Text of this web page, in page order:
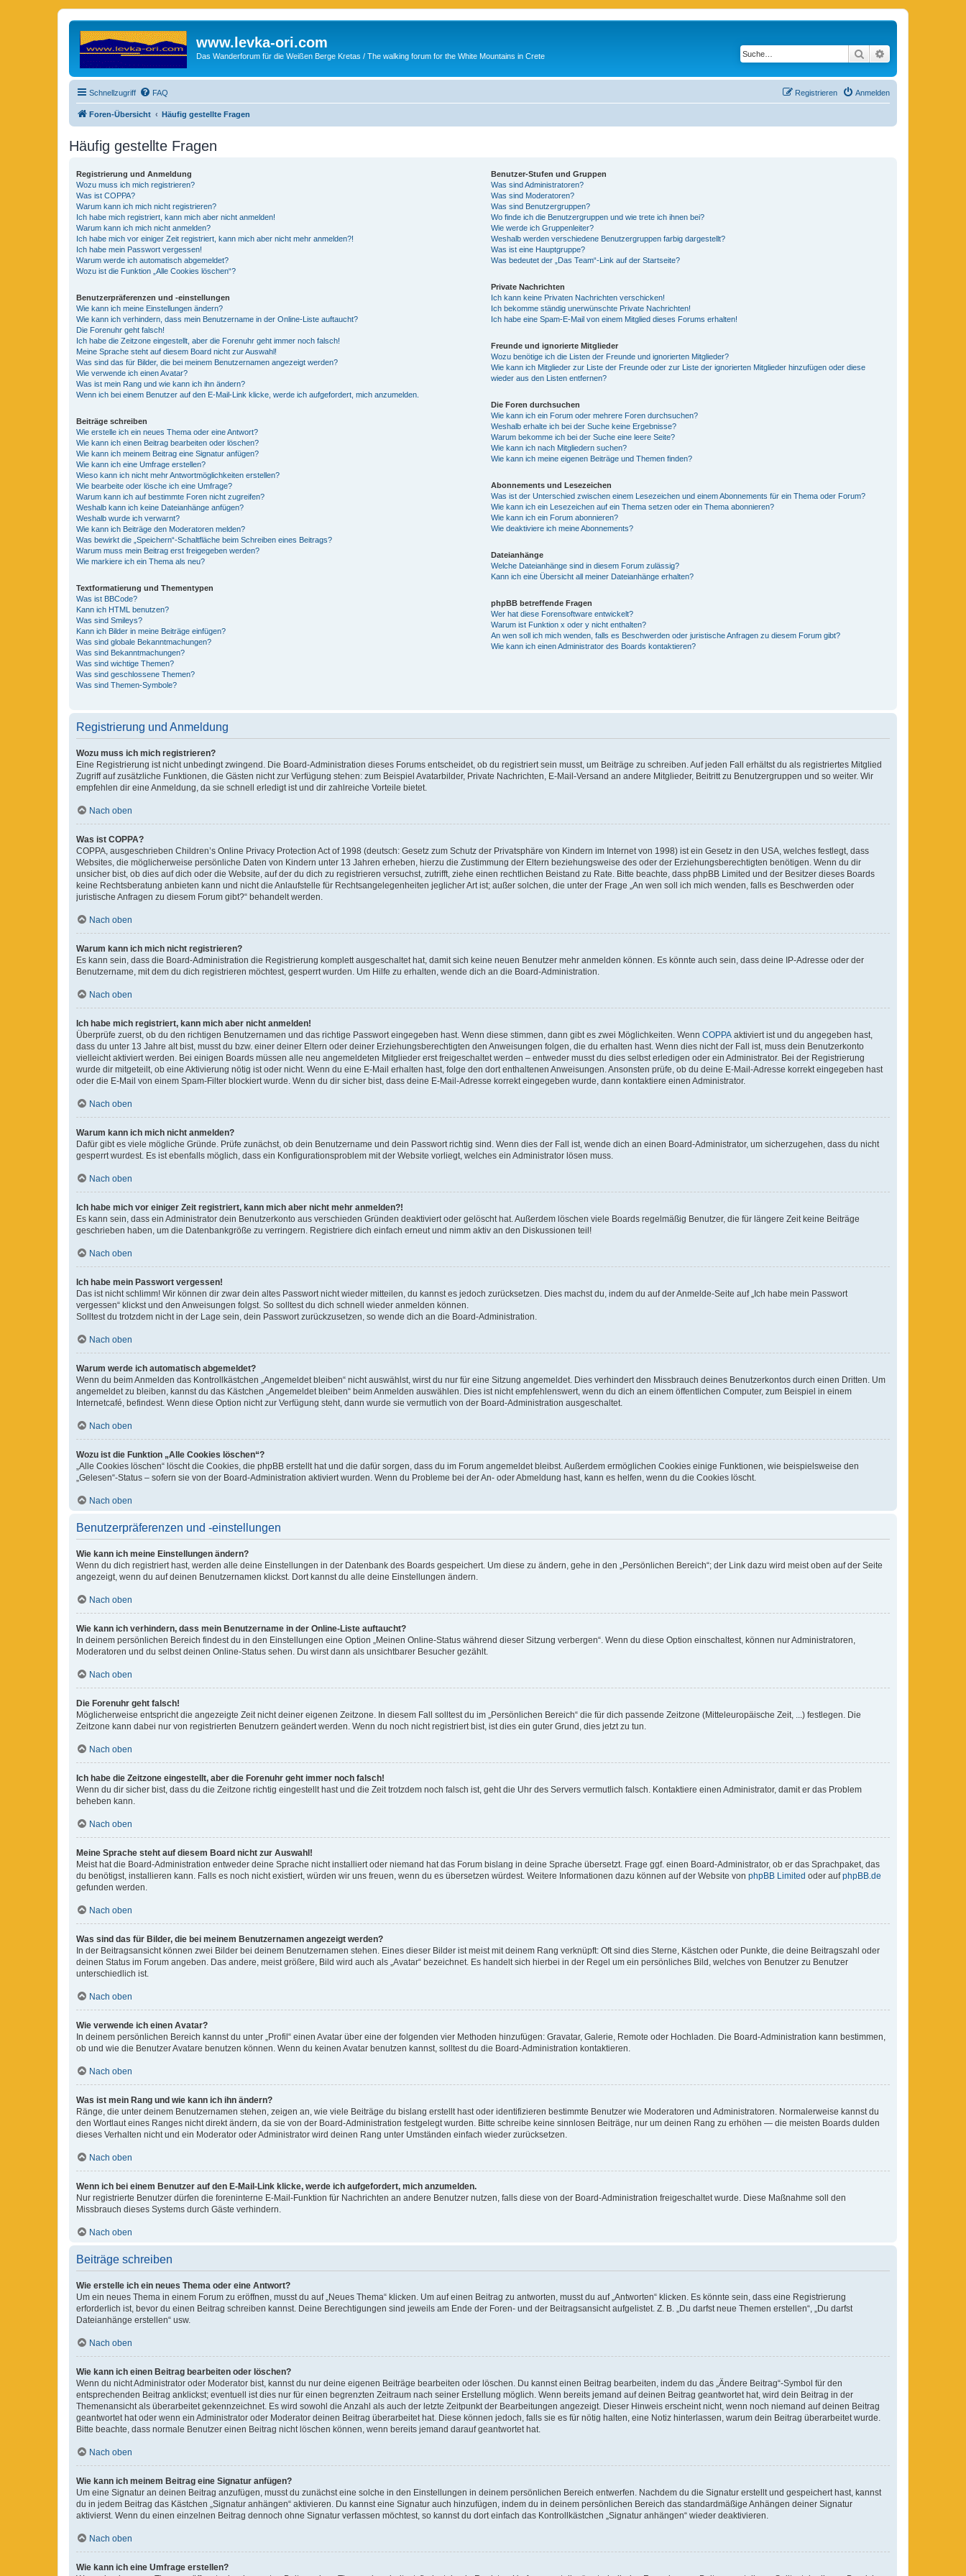
www.levka-ori.com
Das Wanderforum für die Weißen Berge Kretas / The walking forum for the White Mountains in Crete Suche
Schnellzugriff FAQ Anmelden
Registrieren
Foren-Übersicht Häufig gestellte Fragen
Häufig gestellte Fragen
Registrierung und Anmeldung
Wozu muss ich mich registrieren?
Was ist COPPA?
Warum kann ich mich nicht registrieren?
Ich habe mich registriert, kann mich aber nicht anmelden!
Warum kann ich mich nicht anmelden?
Ich habe mich vor einiger Zeit registriert, kann mich aber nicht mehr anmelden?!
Ich habe mein Passwort vergessen!
Warum werde ich automatisch abgemeldet?
Wozu ist die Funktion „Alle Cookies löschen“?
Benutzerpräferenzen und -einstellungen
Wie kann ich meine Einstellungen ändern?
Wie kann ich verhindern, dass mein Benutzername in der Online-Liste auftaucht?
Die Forenuhr geht falsch!
Ich habe die Zeitzone eingestellt, aber die Forenuhr geht immer noch falsch!
Meine Sprache steht auf diesem Board nicht zur Auswahl!
Was sind das für Bilder, die bei meinem Benutzernamen angezeigt werden?
Wie verwende ich einen Avatar?
Was ist mein Rang und wie kann ich ihn ändern?
Wenn ich bei einem Benutzer auf den E-Mail-Link klicke, werde ich aufgefordert, mich anzumelden.
Beiträge schreiben
Wie erstelle ich ein neues Thema oder eine Antwort?
Wie kann ich einen Beitrag bearbeiten oder löschen?
Wie kann ich meinem Beitrag eine Signatur anfügen?
Wie kann ich eine Umfrage erstellen?
Wieso kann ich nicht mehr Antwortmöglichkeiten erstellen?
Wie bearbeite oder lösche ich eine Umfrage?
Warum kann ich auf bestimmte Foren nicht zugreifen?
Weshalb kann ich keine Dateianhänge anfügen?
Weshalb wurde ich verwarnt?
Wie kann ich Beiträge den Moderatoren melden?
Was bewirkt die „Speichern“-Schaltfläche beim Schreiben eines Beitrags?
Warum muss mein Beitrag erst freigegeben werden?
Wie markiere ich ein Thema als neu?
Textformatierung und Thementypen
Was ist BBCode?
Kann ich HTML benutzen?
Was sind Smileys?
Kann ich Bilder in meine Beiträge einfügen?
Was sind globale Bekanntmachungen?
Was sind Bekanntmachungen?
Was sind wichtige Themen?
Was sind geschlossene Themen?
Was sind Themen-Symbole?
Benutzer-Stufen und Gruppen
Was sind Administratoren?
Was sind Moderatoren?
Was sind Benutzergruppen?
Wo finde ich die Benutzergruppen und wie trete ich ihnen bei?
Wie werde ich Gruppenleiter?
Weshalb werden verschiedene Benutzergruppen farbig dargestellt?
Was ist eine Hauptgruppe?
Was bedeutet der „Das Team“-Link auf der Startseite?
Private Nachrichten
Ich kann keine Privaten Nachrichten verschicken!
Ich bekomme ständig unerwünschte Private Nachrichten!
Ich habe eine Spam-E-Mail von einem Mitglied dieses Forums erhalten!
Freunde und ignorierte Mitglieder
Wozu benötige ich die Listen der Freunde und ignorierten Mitglieder?
Wie kann ich Mitglieder zur Liste der Freunde oder zur Liste der ignorierten Mitglieder hinzufügen oder diese
wieder aus den Listen entfernen?
Die Foren durchsuchen
Wie kann ich ein Forum oder mehrere Foren durchsuchen?
Weshalb erhalte ich bei der Suche keine Ergebnisse?
Warum bekomme ich bei der Suche eine leere Seite?
Wie kann ich nach Mitgliedern suchen?
Wie kann ich meine eigenen Beiträge und Themen finden?
Abonnements und Lesezeichen
Was ist der Unterschied zwischen einem Lesezeichen und einem Abonnements für ein Thema oder Forum?
Wie kann ich ein Lesezeichen auf ein Thema setzen oder ein Thema abonnieren?
Wie kann ich ein Forum abonnieren?
Wie deaktiviere ich meine Abonnements?
Dateianhänge
Welche Dateianhänge sind in diesem Forum zulässig?
Kann ich eine Übersicht all meiner Dateianhänge erhalten?
phpBB betreffende Fragen
Wer hat diese Forensoftware entwickelt?
Warum ist Funktion x oder y nicht enthalten?
An wen soll ich mich wenden, falls es Beschwerden oder juristische Anfragen zu diesem Forum gibt?
Wie kann ich einen Administrator des Boards kontaktieren?
Registrierung und Anmeldung
Wozu muss ich mich registrieren?
Eine Registrierung ist nicht unbedingt zwingend. Die Board-Administration dieses Forums entscheidet, ob du registriert sein musst, um Beiträge zu schreiben. Auf jeden Fall erhältst du als registriertes Mitglied
Zugriff auf zusätzliche Funktionen, die Gästen nicht zur Verfügung stehen: zum Beispiel Avatarbilder, Private Nachrichten, E-Mail-Versand an andere Mitglieder, Beitritt zu Benutzergruppen und so weiter. Wir
empfehlen dir eine Anmeldung, da sie schnell erledigt ist und dir zahlreiche Vorteile bietet.
Nach oben
Was ist COPPA?
COPPA, ausgeschrieben Children’s Online Privacy Protection Act of 1998 (deutsch: Gesetz zum Schutz der Privatsphäre von Kindern im Internet von 1998) ist ein Gesetz in den USA, welches festlegt, dass
Websites, die möglicherweise persönliche Daten von Kindern unter 13 Jahren erheben, hierzu die Zustimmung der Eltern beziehungsweise des oder der Erziehungsberechtigten benötigen. Wenn du dir
unsicher bist, ob dies auf dich oder die Website, auf der du dich zu registrieren versuchst, zutrifft, ziehe einen rechtlichen Beistand zu Rate. Bitte beachte, dass phpBB Limited und der Besitzer dieses Boards
keine Rechtsberatung anbieten kann und nicht die Anlaufstelle für Rechtsangelegenheiten jeglicher Art ist; außer solchen, die unter der Frage „An wen soll ich mich wenden, falls es Beschwerden oder
juristische Anfragen zu diesem Forum gibt?“ behandelt werden.
Nach oben
Warum kann ich mich nicht registrieren?
Es kann sein, dass die Board-Administration die Registrierung komplett ausgeschaltet hat, damit sich keine neuen Benutzer mehr anmelden können. Es könnte auch sein, dass deine IP-Adresse oder der
Benutzername, mit dem du dich registrieren möchtest, gesperrt wurden. Um Hilfe zu erhalten, wende dich an die Board-Administration.
Nach oben
Ich habe mich registriert, kann mich aber nicht anmelden!
Überprüfe zuerst, ob du den richtigen Benutzernamen und das richtige Passwort eingegeben hast. Wenn diese stimmen, dann gibt es zwei Möglichkeiten. Wenn COPPA aktiviert ist und du angegeben hast,
dass du unter 13 Jahre alt bist, musst du bzw. einer deiner Eltern oder deiner Erziehungsberechtigten den Anweisungen folgen, die du erhalten hast. Wenn dies nicht der Fall ist, muss dein Benutzerkonto
vielleicht aktiviert werden. Bei einigen Boards müssen alle neu angemeldeten Mitglieder erst freigeschaltet werden – entweder musst du dies selbst erledigen oder ein Administrator. Bei der Registrierung
wurde dir mitgeteilt, ob eine Aktivierung nötig ist oder nicht. Wenn du eine E-Mail erhalten hast, folge den dort enthaltenen Anweisungen. Ansonsten prüfe, ob du deine E-Mail-Adresse korrekt eingegeben hast
oder die E-Mail von einem Spam-Filter blockiert wurde. Wenn du dir sicher bist, dass deine E-Mail-Adresse korrekt eingegeben wurde, dann kontaktiere einen Administrator.
Nach oben
Warum kann ich mich nicht anmelden?
Dafür gibt es viele mögliche Gründe. Prüfe zunächst, ob dein Benutzername und dein Passwort richtig sind. Wenn dies der Fall ist, wende dich an einen Board-Administrator, um sicherzugehen, dass du nicht
gesperrt wurdest. Es ist ebenfalls möglich, dass ein Konfigurationsproblem mit der Website vorliegt, welches ein Administrator lösen muss.
Nach oben
Ich habe mich vor einiger Zeit registriert, kann mich aber nicht mehr anmelden?!
Es kann sein, dass ein Administrator dein Benutzerkonto aus verschieden Gründen deaktiviert oder gelöscht hat. Außerdem löschen viele Boards regelmäßig Benutzer, die für längere Zeit keine Beiträge
geschrieben haben, um die Datenbankgröße zu verringern. Registriere dich einfach erneut und nimm aktiv an den Diskussionen teil!
Nach oben
Ich habe mein Passwort vergessen!
Das ist nicht schlimm! Wir können dir zwar dein altes Passwort nicht wieder mitteilen, du kannst es jedoch zurücksetzen. Dies machst du, indem du auf der Anmelde-Seite auf „Ich habe mein Passwort
vergessen“ klickst und den Anweisungen folgst. So solltest du dich schnell wieder anmelden können.
Solltest du trotzdem nicht in der Lage sein, dein Passwort zurückzusetzen, so wende dich an die Board-Administration.
Nach oben
Warum werde ich automatisch abgemeldet?
Wenn du beim Anmelden das Kontrollkästchen „Angemeldet bleiben“ nicht auswählst, wirst du nur für eine Sitzung angemeldet. Dies verhindert den Missbrauch deines Benutzerkontos durch einen Dritten. Um
angemeldet zu bleiben, kannst du das Kästchen „Angemeldet bleiben“ beim Anmelden auswählen. Dies ist nicht empfehlenswert, wenn du dich an einem öffentlichen Computer, zum Beispiel in einem
Internetcafé, befindest. Wenn diese Option nicht zur Verfügung steht, dann wurde sie vermutlich von der Board-Administration ausgeschaltet.
Nach oben
Wozu ist die Funktion „Alle Cookies löschen“?
„Alle Cookies löschen“ löscht die Cookies, die phpBB erstellt hat und die dafür sorgen, dass du im Forum angemeldet bleibst. Außerdem ermöglichen Cookies einige Funktionen, wie beispielsweise den
„Gelesen“-Status – sofern sie von der Board-Administration aktiviert wurden. Wenn du Probleme bei der An- oder Abmeldung hast, kann es helfen, wenn du die Cookies löscht.
Nach oben
Benutzerpräferenzen und -einstellungen
Wie kann ich meine Einstellungen ändern?
Wenn du dich registriert hast, werden alle deine Einstellungen in der Datenbank des Boards gespeichert. Um diese zu ändern, gehe in den „Persönlichen Bereich“; der Link dazu wird meist oben auf der Seite
angezeigt, wenn du auf deinen Benutzernamen klickst. Dort kannst du alle deine Einstellungen ändern.
Nach oben
Wie kann ich verhindern, dass mein Benutzername in der Online-Liste auftaucht?
In deinem persönlichen Bereich findest du in den Einstellungen eine Option „Meinen Online-Status während dieser Sitzung verbergen“. Wenn du diese Option einschaltest, können nur Administratoren,
Moderatoren und du selbst deinen Online-Status sehen. Du wirst dann als unsichtbarer Besucher gezählt.
Nach oben
Die Forenuhr geht falsch!
Möglicherweise entspricht die angezeigte Zeit nicht deiner eigenen Zeitzone. In diesem Fall solltest du im „Persönlichen Bereich“ die für dich passende Zeitzone (Mitteleuropäische Zeit, ...) festlegen. Die
Zeitzone kann dabei nur von registrierten Benutzern geändert werden. Wenn du noch nicht registriert bist, ist dies ein guter Grund, dies jetzt zu tun.
Nach oben
Ich habe die Zeitzone eingestellt, aber die Forenuhr geht immer noch falsch!
Wenn du dir sicher bist, dass du die Zeitzone richtig eingestellt hast und die Zeit trotzdem noch falsch ist, geht die Uhr des Servers vermutlich falsch. Kontaktiere einen Administrator, damit er das Problem
beheben kann.
Nach oben
Meine Sprache steht auf diesem Board nicht zur Auswahl!
Meist hat die Board-Administration entweder deine Sprache nicht installiert oder niemand hat das Forum bislang in deine Sprache übersetzt. Frage ggf. einen Board-Administrator, ob er das Sprachpaket, das
du benötigst, installieren kann. Falls es noch nicht existiert, würden wir uns freuen, wenn du es übersetzen würdest. Weitere Informationen dazu können auf der Website von phpBB Limited oder aufphpBB.de
gefunden werden.
Nach oben
Was sind das für Bilder, die bei meinem Benutzernamen angezeigt werden?
In der Beitragsansicht können zwei Bilder bei deinem Benutzernamen stehen. Eines dieser Bilder ist meist mit deinem Rang verknüpft: Oft sind dies Sterne, Kästchen oder Punkte, die deine Beitragszahl oder
deinen Status im Forum angeben. Das andere, meist größere, Bild wird auch als „Avatar“ bezeichnet. Es handelt sich hierbei in der Regel um ein persönliches Bild, welches von Benutzer zu Benutzer
unterschiedlich ist.
Nach oben
Wie verwende ich einen Avatar?
In deinem persönlichen Bereich kannst du unter „Profil“ einen Avatar über eine der folgenden vier Methoden hinzufügen: Gravatar, Galerie, Remote oder Hochladen. Die Board-Administration kann bestimmen,
ob und wie die Benutzer Avatare benutzen können. Wenn du keinen Avatar benutzen kannst, solltest du die Board-Administration kontaktieren.
Nach oben
Was ist mein Rang und wie kann ich ihn ändern?
Ränge, die unter deinem Benutzernamen stehen, zeigen an, wie viele Beiträge du bislang erstellt hast oder identifizieren bestimmte Benutzer wie Moderatoren und Administratoren. Normalerweise kannst du
den Wortlaut eines Ranges nicht direkt ändern, da sie von der Board-Administration festgelegt wurden. Bitte schreibe keine sinnlosen Beiträge, nur um deinen Rang zu erhöhen — die meisten Boards dulden
dieses Verhalten nicht und ein Moderator oder Administrator wird deinen Rang unter Umständen einfach wieder zurücksetzen.
Nach oben
Wenn ich bei einem Benutzer auf den E-Mail-Link klicke, werde ich aufgefordert, mich anzumelden.
Nur registrierte Benutzer dürfen die foreninterne E-Mail-Funktion für Nachrichten an andere Benutzer nutzen, falls diese von der Board-Administration freigeschaltet wurde. Diese Maßnahme soll den
Missbrauch dieses Systems durch Gäste verhindern.
Nach oben
Beiträge schreiben
Wie erstelle ich ein neues Thema oder eine Antwort?
Um ein neues Thema in einem Forum zu eröffnen, musst du auf „Neues Thema“ klicken. Um auf einen Beitrag zu antworten, musst du auf „Antworten“ klicken. Es könnte sein, dass eine Registrierung
erforderlich ist, bevor du einen Beitrag schreiben kannst. Deine Berechtigungen sind jeweils am Ende der Foren- und der Beitragsansicht aufgelistet. Z. B. „Du darfst neue Themen erstellen“, „Du darfst
Dateianhänge erstellen“ usw.
Nach oben
Wie kann ich einen Beitrag bearbeiten oder löschen?
Wenn du nicht Administrator oder Moderator bist, kannst du nur deine eigenen Beiträge bearbeiten oder löschen. Du kannst einen Beitrag bearbeiten, indem du das „Ändere Beitrag“-Symbol für den
entsprechenden Beitrag anklickst; eventuell ist dies nur für einen begrenzten Zeitraum nach seiner Erstellung möglich. Wenn bereits jemand auf deinen Beitrag geantwortet hat, wird dein Beitrag in der
Themenansicht als überarbeitet gekennzeichnet. Es wird sowohl die Anzahl als auch der letzte Zeitpunkt der Bearbeitungen angezeigt. Dieser Hinweis erscheint nicht, wenn noch niemand auf deinen Beitrag
geantwortet hat oder wenn ein Administrator oder Moderator deinen Beitrag überarbeitet hat. Diese können jedoch, falls sie es für nötig halten, eine Notiz hinterlassen, warum dein Beitrag überarbeitet wurde.
Bitte beachte, dass normale Benutzer einen Beitrag nicht löschen können, wenn bereits jemand darauf geantwortet hat.
Nach oben
Wie kann ich meinem Beitrag eine Signatur anfügen?
Um eine Signatur an deinen Beitrag anzufügen, musst du zunächst eine solche in den Einstellungen in deinem persönlichen Bereich entwerfen. Nachdem du die Signatur erstellt und gespeichert hast, kannst
du in jedem Beitrag das Kästchen „Signatur anhängen“ aktivieren. Du kannst eine Signatur auch hinzufügen, indem du in deinem persönlichen Bereich das standardmäßige Anhängen deiner Signatur
aktivierst. Wenn du einen einzelnen Beitrag dennoch ohne Signatur verfassen möchtest, so kannst du dort einfach das Kontrollkästchen „Signatur anhängen“ wieder deaktivieren.
Nach oben
Wie kann ich eine Umfrage erstellen?